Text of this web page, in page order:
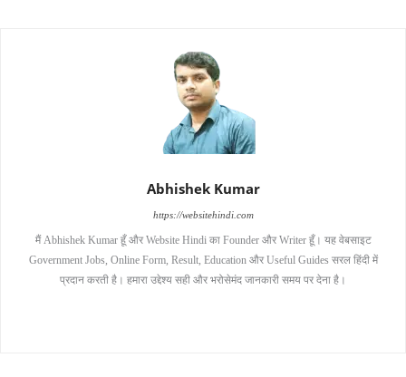
Abhishek Kumar
https://websitehindi.com
मैं Abhishek Kumar हूँ और Website Hindi का Founder और Writer हूँ। यह वेबसाइट
Government Jobs, Online Form, Result, Education और Useful Guides सरल हिंदी में
प्रदान करती है। हमारा उद्देश्य सही और भरोसेमंद जानकारी समय पर देना है।